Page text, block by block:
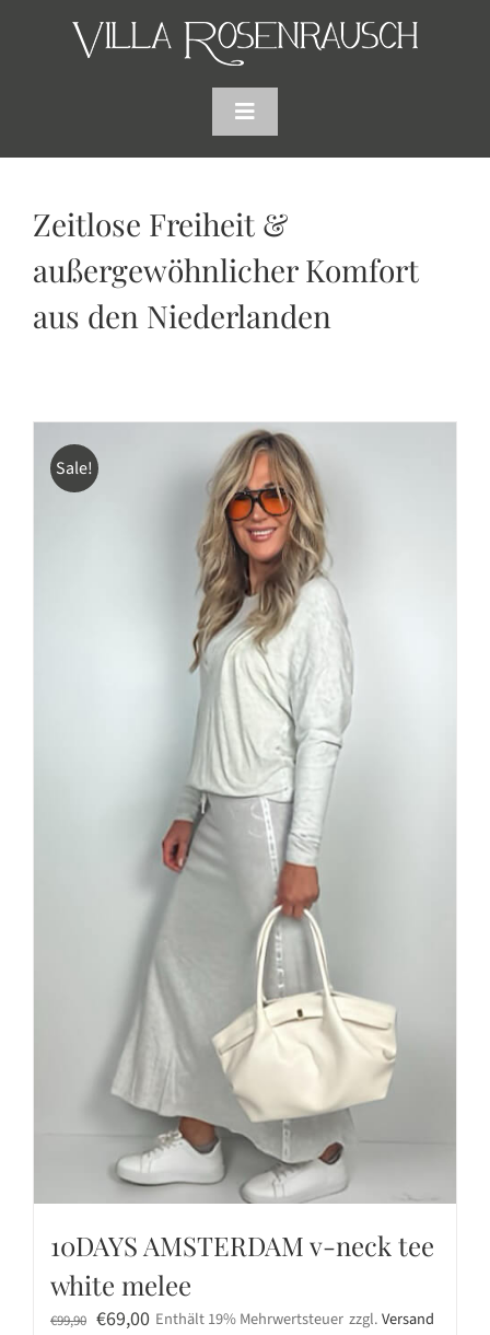
Toggle
Navigation
SHOP
AKTUELLES
SUCHE
Zeitlose Freiheit &
außergewöhnlicher Komfort
aus den Niederlanden
Sale!
10DAYS AMSTERDAM v-neck tee
white melee
€99,90 Ursprünglicher
€69,00Aktueller
Enthält 19% Mehrwertsteuer zzgl.Versand